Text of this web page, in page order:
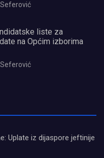
liste za
na Općim izborima
Uplate iz dijaspore jeftinije